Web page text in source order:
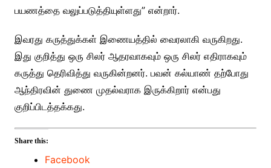
பயணத்தை வலுப்படுத்தியுள்ளது” என்றார்.
இவரது கருத்துக்கள் இணையத்தில் வைரலாகி வருகிறது.
இது குறித்து ஒரு சிலர் ஆதரவாகவும் ஒரு சிலர் எதிராகவும்
கருத்து தெரிவித்து வருகின்றனர். பவன் கல்யாண் தற்போது
ஆந்திரவின் துணை முதல்வராக இருக்கிறார் என்பது
குறிப்பிடத்தக்கது.
Share this:
Facebook